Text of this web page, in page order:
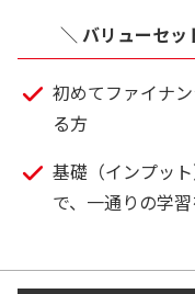
＼ バリューセ
初めてファイナ
る方
基礎（インプッ
で、一通りの学